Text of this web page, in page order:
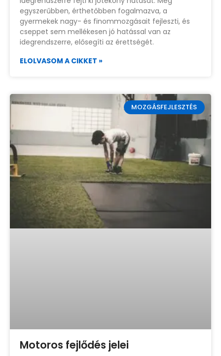
egyszerűbben, érthetőbben fogalmazva, a
gyermekek nagy- és finommozgásait fejleszti, és
cseppet sem mellékesen jó hatással van az
idegrendszerre, elősegíti az érettségét.
ELOLVASOM A CIKKET »
MOZGÁSFEJLESZTÉS
Motoros fejlődés jelei